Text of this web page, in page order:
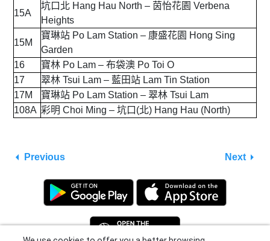
15A
坑口北 Hang Hau North – 茵怡花園 Verbena
Heights
15M
寶琳站 Po Lam Station – 康盛花園 Hong Sing
Garden
16
寶林 Po Lam – 布袋澳 Po Toi O
17
翠林 Tsui Lam – 藍田站 Lam Tin Station
17M
寶琳站 Po Lam Station – 翠林 Tsui Lam
108A 彩明 Choi Ming – 坑口(北) Hang Hau (North)
Previous Next